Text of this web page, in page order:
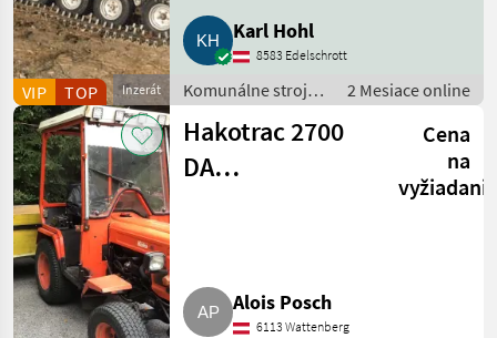
Mulag
Kugelmann
Kässbohrer
Agria
Zobraziť
všetko
MARKETPLACE
Marketplace
Ponuky
predajcov inzeráty
Inzerát
VIP TOP
Karl Hohl
8583 Edelschrott
Komunálne stroje /
Snehové drapáky a
snehové frézy
2 Mesiace online
Hakotrac 2700
DA
Cena
na
Alois Posch
6113 Wattenberg